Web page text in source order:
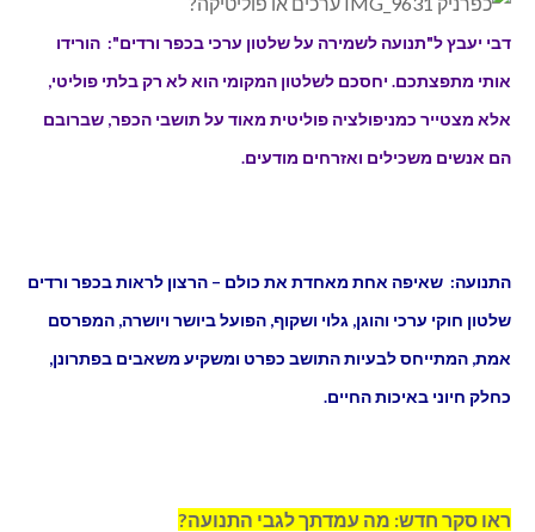
דבי יעבץ ל"תנועה לשמירה על שלטון ערכי בכפר ורדים": הורידו
אותי מתפצתכם. יחסכם לשלטון המקומי הוא לא רק בלתי פוליטי,
אלא מצטייר כמניפולציה פוליטית מאוד על תושבי הכפר, שברובם
הם אנשים משכילים ואזרחים מודעים.
התנועה: שאיפה אחת מאחדת את כולם – הרצון לראות בכפר ורדים
שלטון חוקי ערכי והוגן, גלוי ושקוף, הפועל ביושר ויושרה, המפרסם
אמת, המתייחס לבעיות התושב כפרט ומשקיע משאבים בפתרונן,
כחלק חיוני באיכות החיים.
ראו סקר חדש: מה עמדתך לגבי התנועה?